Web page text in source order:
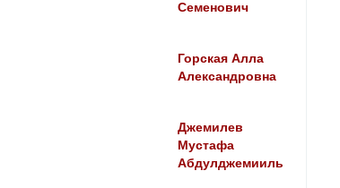
Семенович
Горская Алла
Александровна
Джемилев
Мустафа
Абдулджемииль